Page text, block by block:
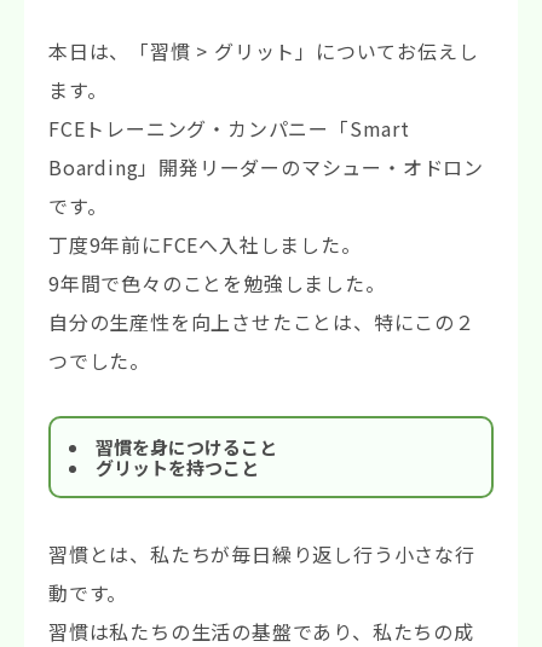
本日は、「習慣 > グリット」についてお伝えし
ます。
FCEトレーニング・カンパニー「Smart
Boarding」開発リーダーのマシュー・オドロン
です。
丁度9年前にFCEへ入社しました。
9年間で色々のことを勉強しました。
自分の生産性を向上させたことは、特にこの２
つでした。
習慣を身につけること
グリットを持つこと
習慣とは、私たちが毎日繰り返し行う小さな行
動です。
習慣は私たちの生活の基盤であり、私たちの成